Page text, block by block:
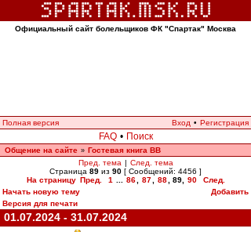
Официальный сайт болельщиков ФК "Спартак" Москва
Полная версия Вход • Регистрация
FAQ • Поиск
Общение на сайте » Гостевая книга ВВ
Пред. тема | След. тема
Страница 89 из 90 [ Сообщений: 4456 ]
На страницу Пред. 1 86 87 88 89, 90
След.
Начать новую тему
Добавить
Версия для печати
01.07.2024 - 31.07.2024